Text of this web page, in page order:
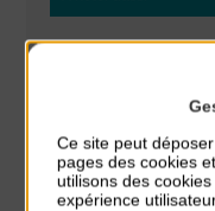
Réveil musculaire
Stretching
du 3 Août au 7 Août
Plage du passous
Ce site peut
pages des cookies
utilisons des
expérience